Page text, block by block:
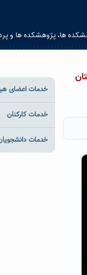
ها، پژوهشکده ها و
خدمات اعضای
خدمات کارکنان
خدمات